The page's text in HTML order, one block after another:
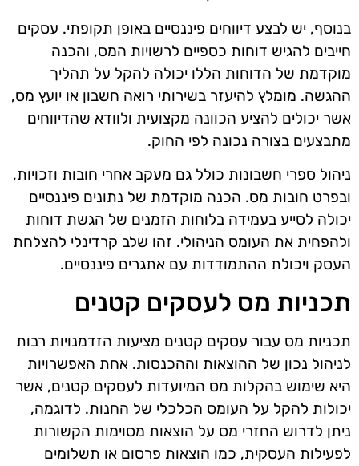
בנוסף, יש לבצע דיווחים פיננסיים באופן תקופתי. עסקים
חייבים להגיש דוחות כספיים לרשויות המס, והכנה
מוקדמת של הדוחות הללו יכולה להקל על תהליך
ההגשה. מומלץ להיעזר בשירותי רואה חשבון או יועץ מס,
אשר יכולים להציע הכוונה מקצועית ולוודא שהדיווחים
מתבצעים בצורה נכונה לפי החוק.
ניהול ספרי חשבונות כולל גם מעקב אחרי חובות וזכויות,
ובפרט חובות מס. הכנה מוקדמת של נתונים פיננסיים
יכולה לסייע בעמידה בלוחות הזמנים של הגשת דוחות
ולהפחית את העומס הניהולי. זהו שלב קרדינלי להצלחת
העסק ויכולת ההתמודדות עם אתגרים פיננסיים.
תכניות מס לעסקים קטנים
תכניות מס עבור עסקים קטנים מציעות הזדמנויות רבות
לניהול נכון של ההוצאות וההכנסות. אחת האפשרויות
היא שימוש בהקלות מס המיועדות לעסקים קטנים, אשר
יכולות להקל על העומס הכלכלי של החנות. לדוגמה,
ניתן לדרוש החזרי מס על הוצאות מסוימות הקשורות
לפעילות העסקית, כמו הוצאות פרסום או תשלומים